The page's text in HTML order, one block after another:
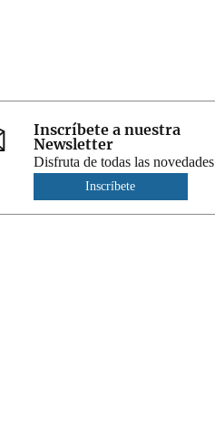
Inscríbete a nuestra
Newsletter
Disfruta de todas las novedades
Inscríbete